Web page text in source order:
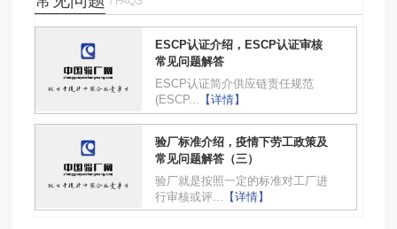
ESCP认证介绍，ESCP认证审核
常见问题解答
ESCP认证简介供应链责任规范
(ESCP... 【详情】
验厂标准介绍，疫情下劳工政策及
常见问题解答（三）
验厂就是按照一定的标准对工厂进
行审核或评... 【详情】